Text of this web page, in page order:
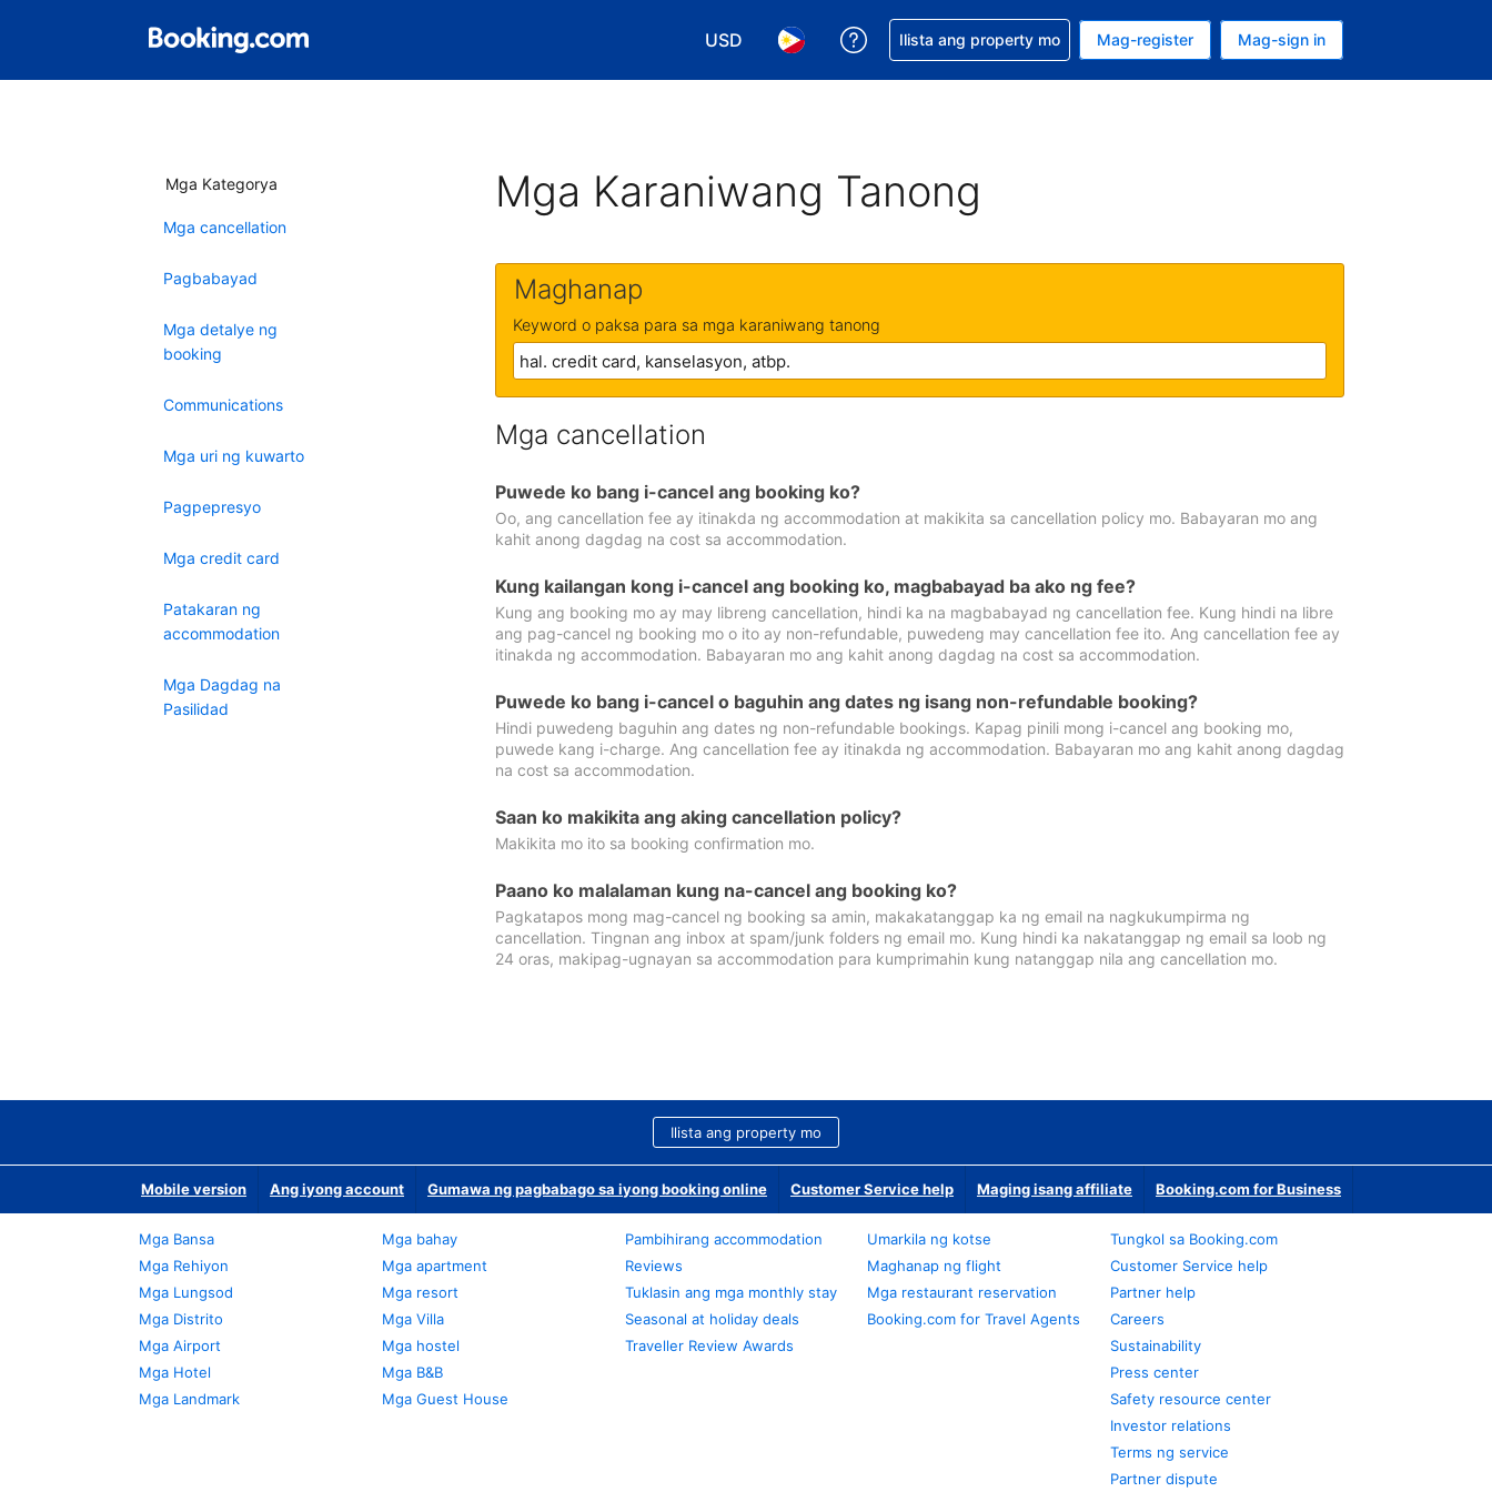
USD
Pumili ng currency mo. USD ang currency mo ngayon
Pumili ng wika mo. Filipino ang wika mo ngayon
Makakuha ng tulong sa reservation mo
Ilista ang property mo Mag-register Mag-sign in
Mga Kategorya
Mga cancellation
Pagbabayad
Mga detalye ng
booking
Communications
Mga uri ng kuwarto
Pagpepresyo
Mga credit card
Patakaran ng
accommodation
Mga Dagdag na
Pasilidad
Mga Karaniwang Tanong
Maghanap
Keyword o paksa para sa mga karaniwang tanong
Mga cancellation
Puwede ko bang i-cancel ang booking ko?
Oo, ang cancellation fee ay itinakda ng accommodation at makikita sa cancellation policy mo. Babayaran mo ang
kahit anong dagdag na cost sa accommodation.
Kung kailangan kong i-cancel ang booking ko, magbabayad ba ako ng fee?
Kung ang booking mo ay may libreng cancellation, hindi ka na magbabayad ng cancellation fee. Kung hindi na libre
ang pag-cancel ng booking mo o ito ay non-refundable, puwedeng may cancellation fee ito. Ang cancellation fee ay
itinakda ng accommodation. Babayaran mo ang kahit anong dagdag na cost sa accommodation.
Puwede ko bang i-cancel o baguhin ang dates ng isang non-refundable booking?
Hindi puwedeng baguhin ang dates ng non-refundable bookings. Kapag pinili mong i-cancel ang booking mo,
puwede kang i-charge. Ang cancellation fee ay itinakda ng accommodation. Babayaran mo ang kahit anong dagdag
na cost sa accommodation.
Saan ko makikita ang aking cancellation policy?
Makikita mo ito sa booking confirmation mo.
Paano ko malalaman kung na-cancel ang booking ko?
Pagkatapos mong mag-cancel ng booking sa amin, makakatanggap ka ng email na nagkukumpirma ng
cancellation. Tingnan ang inbox at spam/junk folders ng email mo. Kung hindi ka nakatanggap ng email sa loob ng
24 oras, makipag-ugnayan sa accommodation para kumprimahin kung natanggap nila ang cancellation mo.
Ilista ang property mo
Mobile version Ang iyong account Gumawa ng pagbabago sa iyong booking online Customer Service help Maging isang affiliate Booking.com for Business
Mga Bansa
Mga Rehiyon
Mga Lungsod
Mga Distrito
Mga Airport
Mga Hotel
Mga Landmark
Mga bahay
Mga apartment
Mga resort
Mga Villa
Mga hostel
Mga B&B
Mga Guest House
Pambihirang accommodation
Reviews
Tuklasin ang mga monthly stay
Seasonal at holiday deals
Traveller Review Awards
Umarkila ng kotse
Maghanap ng flight
Mga restaurant reservation
Booking.com for Travel Agents
Tungkol sa Booking.com
Customer Service help
Partner help
Careers
Sustainability
Press center
Safety resource center
Investor relations
Terms ng service
Partner dispute